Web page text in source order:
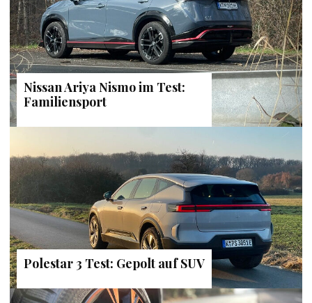
Nissan Ariya Nismo im Test:
Familiensport
Polestar 3 Test: Gepolt auf SUV